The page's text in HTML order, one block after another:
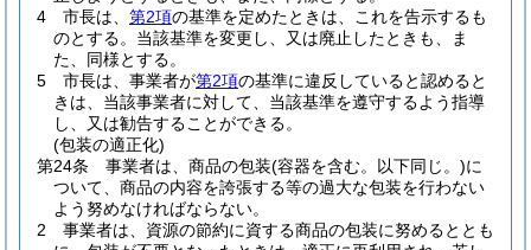
4
市長は、 第2項の基準を定めたときは、これを告示するも
のとする。 当該基準を変更し、又は廃止したときも、ま
た、同様とする。
5
市長は、事業者が第2項の基準に違反していると認めると
きは、当該事業者に対して、当該基準を遵守するよう指導
し、又は勧告することができる。
(包装の適正化)
第24条
事業者は、商品の包装(容器を含む。以下同じ。)に
ついて、商品の内容を誇張する等の過大な包装を行わない
よう努めなければならない。
2
事業者は、資源の節約に資する商品の包装に努めるととも